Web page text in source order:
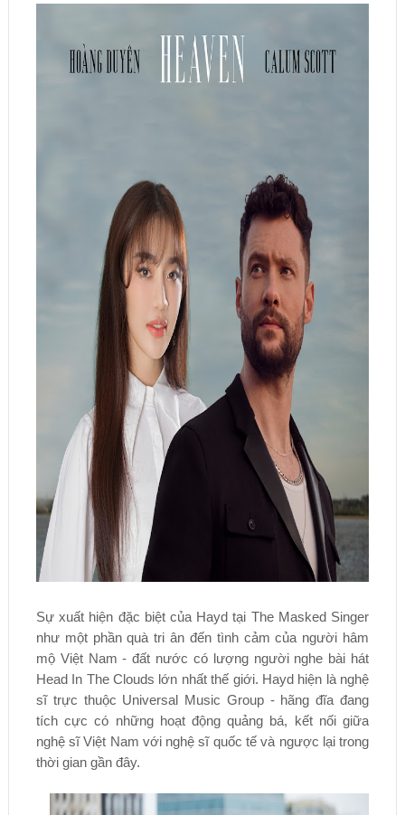
Sự xuất hiện đặc biệt của Hayd tại The Masked Singer
như một phần quà tri ân đến tình cảm của người hâm
mộ Việt Nam - đất nước có lượng người nghe bài hát
Head In The Clouds lớn nhất thế giới. Hayd hiện là nghệ
sĩ trực thuộc Universal Music Group - hãng đĩa đang
tích cực có những hoạt động quảng bá, kết nối giữa
nghệ sĩ Việt Nam với nghệ sĩ quốc tế và ngược lại trong
thời gian gần đây.